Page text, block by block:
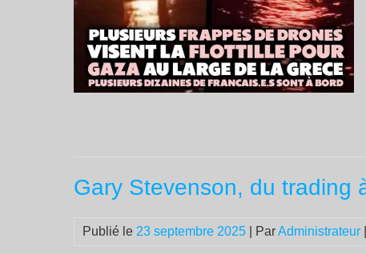
Gary Stevenson, du trading
Publié le 23 septembre 2025 | ParAdministrateur